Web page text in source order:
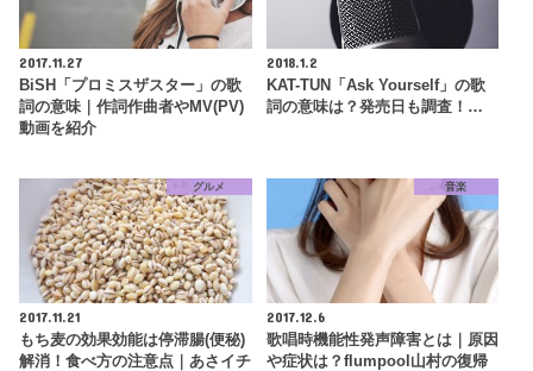
2017.11.27
BiSH「プロミスザスター」の歌
詞の意味｜作詞作曲者やMV(PV)
動画を紹介
2018.1.2
KAT-TUN「Ask Yourself」の歌
詞の意味は？発売日も調査！…
グルメ
2017.11.21
もち麦の効果効能は停滞腸(便秘)
解消！食べ方の注意点｜あさイチ
音楽
2017.12.6
歌唱時機能性発声障害とは｜原因
や症状は？flumpool山村の復帰